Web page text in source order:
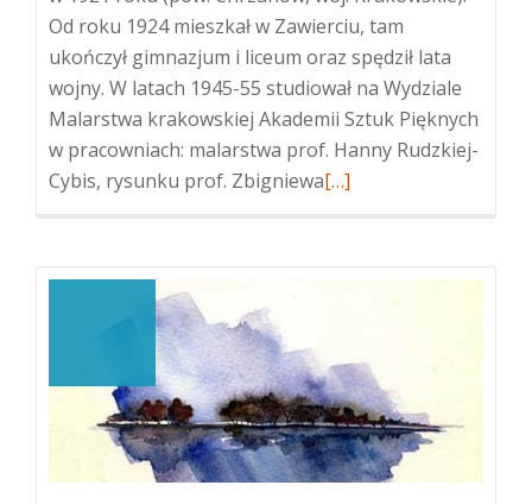
Od roku 1924 mieszkał w Zawierciu, tam
ukończył gimnazjum i liceum oraz spędził lata
wojny. W latach 1945-55 studiował na Wydziale
Malarstwa krakowskiej Akademii Sztuk Pięknych
w pracowniach: malarstwa prof. Hanny Rudzkiej-
Cybis, rysunku prof. ZbigniewaWięcej
[…]